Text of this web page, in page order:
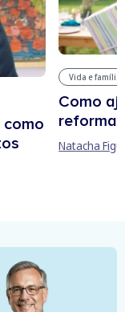
Vida e família
Como
reforma
Natacha